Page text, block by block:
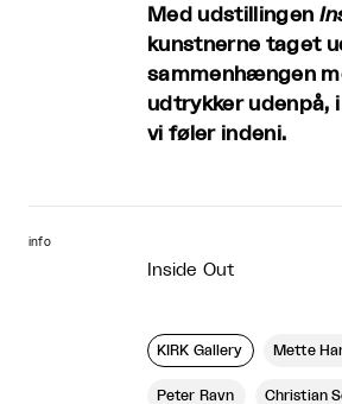
Med udstillingen
kunstnerne taget
sammenhængen
udtrykker udenpå,
vi føler indeni.
info
Inside Out
KIRK Gallery Mette
Peter Ravn Christian